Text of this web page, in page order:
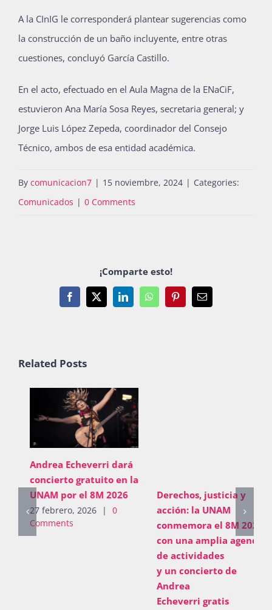
A la CInIG le corresponderá plantear sugerencias como
la construcción de un baño incluyente, entre otras
cuestiones, concluyó García Castillo.
En el acto, efectuado en el Aula Magna de la ENaCiF,
estuvieron Ana María Sosa Reyes, secretaria general; y
Jorge Luis López Zepeda, coordinador del Consejo
Técnico, ambos de esa entidad académica.
By comunicacion7 | 15 noviembre, 2024 | Categories:
Comunicados | 0 Comments
¡Comparte esto!
Facebook
X LinkedInWhatsAppPinterestEmail
Related Posts
Andrea Echeverri dará
concierto gratuito en la
UNAM por el 8M 2026
27 febrero, 2026 |
0
Comments
Derechos, justicia y
acción: la UNAM
conmemora el 8M 2026
con una amplia agenda
de actividades
y un concierto de
Andrea
Echeverri gratis